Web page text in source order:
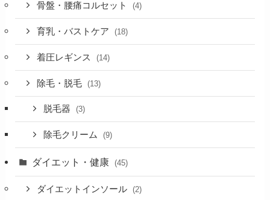
骨盤・腰痛コルセット (4)
育乳・バストケア (18)
着圧レギンス (14)
除毛・脱毛 (13)
脱毛器 (3)
除毛クリーム (9)
ダイエット・健康 (45)
ダイエットインソール (2)